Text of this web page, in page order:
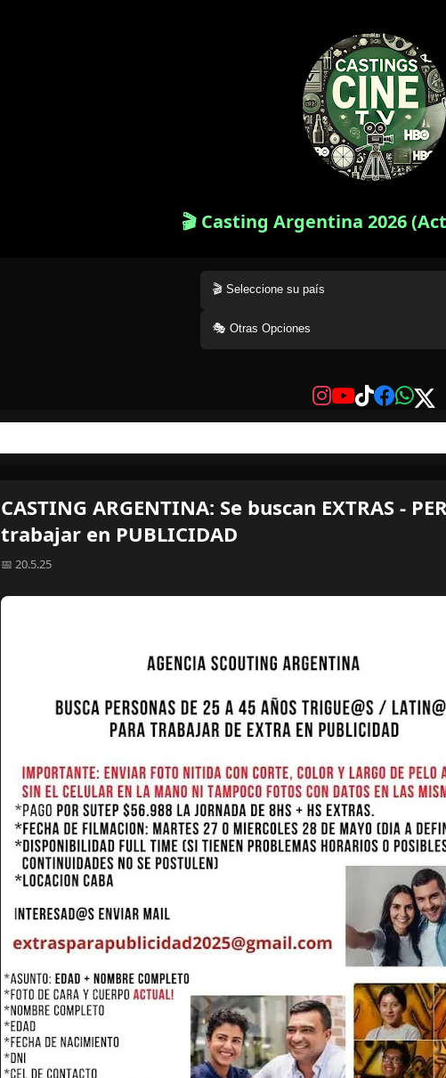
🎬 Casting Argentina 2026
CASTING ARGENTINA: Se buscan EXTRAS -
trabajar en PUBLICIDAD
📅 20.5.25